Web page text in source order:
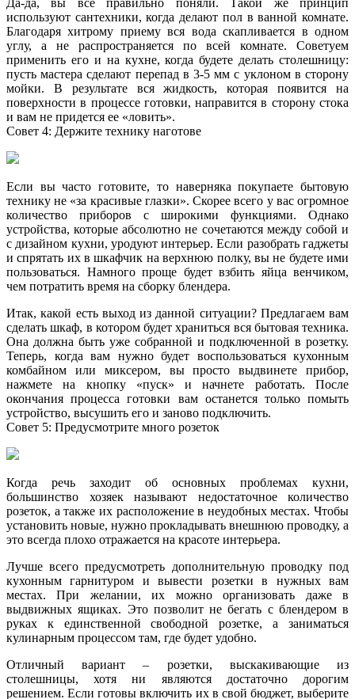
используют сантехники, когда делают пол в ванной комнате.
Благодаря хитрому приему вся вода скапливается в одном
углу, а не распространяется по всей комнате. Советуем
применить его и на кухне, когда будете делать столешницу:
пусть мастера сделают перепад в 3-5 мм с уклоном в сторону
мойки. В результате вся жидкость, которая появится на
поверхности в процессе готовки, направится в сторону стока
и вам не придется ее «ловить».
Совет 4: Держите технику наготове
Если вы часто готовите, то наверняка покупаете бытовую
технику не «за красивые глазки». Скорее всего у вас огромное
количество приборов с широкими функциями. Однако
устройства, которые абсолютно не сочетаются между собой и
с дизайном кухни, уродуют интерьер. Если разобрать гаджеты
и спрятать их в шкафчик на верхнюю полку, вы не будете ими
пользоваться. Намного проще будет взбить яйца венчиком,
чем потратить время на сборку блендера.
Итак, какой есть выход из данной ситуации? Предлагаем вам
сделать шкаф, в котором будет храниться вся бытовая техника.
Она должна быть уже собранной и подключенной в розетку.
Теперь, когда вам нужно будет воспользоваться кухонным
комбайном или миксером, вы просто выдвинете прибор,
нажмете на кнопку «пуск» и начнете работать. После
окончания процесса готовки вам останется только помыть
устройство, высушить его и заново подключить.
Совет 5: Предусмотрите много розеток
Когда речь заходит об основных проблемах кухни,
большинство хозяек называют недостаточное количество
розеток, а также их расположение в неудобных местах. Чтобы
установить новые, нужно прокладывать внешнюю проводку, а
это всегда плохо отражается на красоте интерьера.
Лучше всего предусмотреть дополнительную проводку под
кухонным гарнитуром и вывести розетки в нужных вам
местах. При желании, их можно организовать даже в
выдвижных ящиках. Это позволит не бегать с блендером в
руках к единственной свободной розетке, а заниматься
кулинарным процессом там, где будет удобно.
Отличный вариант – розетки, выскакивающие из
столешницы, хотя ни являются достаточно дорогим
решением. Если готовы включить их в свой бюджет, выберите